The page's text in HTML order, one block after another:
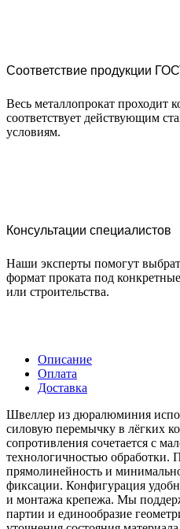
Соответствие продукции
Весь металлопрокат проходит
соответствует действующим
условиям.
Консультации специалистов
Наши эксперты помогут
формат проката под
или строительства.
Описание
Оплата
Доставка
Швеллер из дюралюминия
силовую перемычку в лёгких
сопротивления сочетается с
технологичностью обработки.
прямолинейность и
фиксации. Конфигурация
и монтажа крепежа. Мы
партии и единообразие